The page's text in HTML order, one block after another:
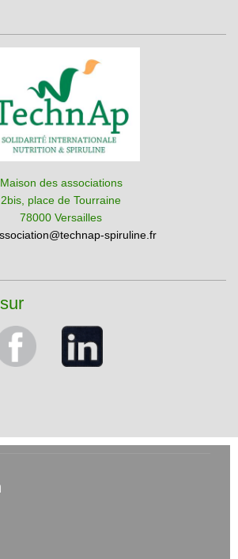
Maison des associations
2bis, place de Tourraine
78000 Versailles
spiruline.fr